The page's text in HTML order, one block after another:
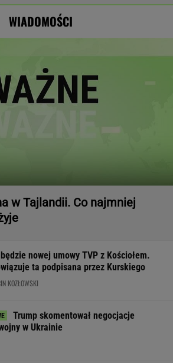
WIADOMOŚCI
w Tajlandii. Co najmniej
nowej umowy TVP z Kościołem.
ta podpisana przez Kurskiego
KOZŁOWSKI
Trump skomentował negocjacje
w Ukrainie